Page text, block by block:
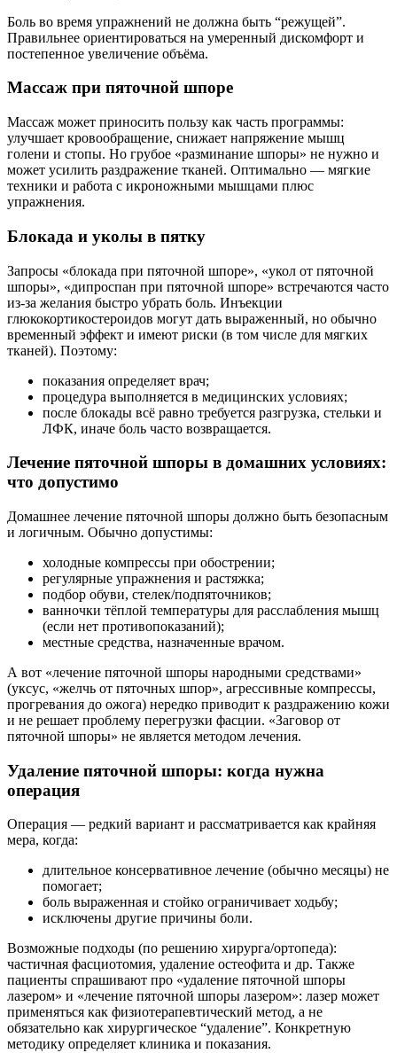
Боль во время упражнений не должна быть “режущей”.
Правильнее ориентироваться на умеренный дискомфорт и
постепенное увеличение объёма.
Массаж при пяточной шпоре
Массаж может приносить пользу как часть программы:
улучшает кровообращение, снижает напряжение мышц
голени и стопы. Но грубое «разминание шпоры» не нужно и
может усилить раздражение тканей. Оптимально — мягкие
техники и работа с икроножными мышцами плюс
упражнения.
Блокада и уколы в пятку
Запросы «блокада при пяточной шпоре», «укол от пяточной
шпоры», «дипроспан при пяточной шпоре» встречаются часто
из‑за желания быстро убрать боль. Инъекции
глюкокортикостероидов могут дать выраженный, но обычно
временный эффект и имеют риски (в том числе для мягких
тканей). Поэтому:
показания определяет врач;
процедура выполняется в медицинских условиях;
после блокады всё равно требуется разгрузка, стельки и
ЛФК, иначе боль часто возвращается.
Лечение пяточной шпоры в домашних условиях:
что допустимо
Домашнее лечение пяточной шпоры должно быть безопасным
и логичным. Обычно допустимы:
холодные компрессы при обострении;
регулярные упражнения и растяжка;
подбор обуви, стелек/подпяточников;
ванночки тёплой температуры для расслабления мышц
(если нет противопоказаний);
местные средства, назначенные врачом.
А вот «лечение пяточной шпоры народными средствами»
(уксус, «желчь от пяточных шпор», агрессивные компрессы,
прогревания до ожога) нередко приводит к раздражению кожи
и не решает проблему перегрузки фасции. «Заговор от
пяточной шпоры» не является методом лечения.
Удаление пяточной шпоры: когда нужна
операция
Операция — редкий вариант и рассматривается как крайняя
мера, когда:
длительное консервативное лечение (обычно месяцы) не
помогает;
боль выраженная и стойко ограничивает ходьбу;
исключены другие причины боли.
Возможные подходы (по решению хирурга/ортопеда):
частичная фасциотомия, удаление остеофита и др. Также
пациенты спрашивают про «удаление пяточной шпоры
лазером» и «лечение пяточной шпоры лазером»: лазер может
применяться как физиотерапевтический метод, а не
обязательно как хирургическое “удаление”. Конкретную
методику определяет клиника и показания.